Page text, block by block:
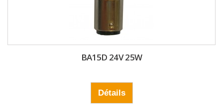
BA15D 24V 25W
Détails